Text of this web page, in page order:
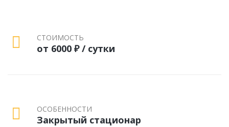
СТОИМОСТЬ
от 6000 ₽ / сутки
ОСОБЕННОСТИ
Закрытый стационар